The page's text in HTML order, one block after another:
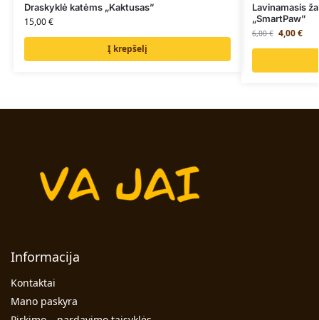
Draskyklė katėms „Kaktusas”
15,00€
Į krepšelį
Lavinamasis
„SmartPaw”
6,00€ 4,00€
Informacija
Kontaktai
Mano paskyra